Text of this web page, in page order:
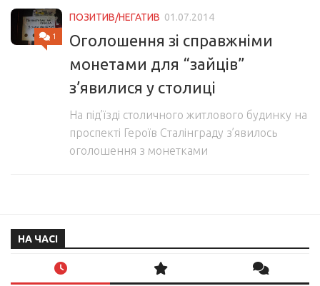
1
ПОЗИТИВ/НЕГАТИВ 01.07.2014
Оголошення зі справжніми
монетами для “зайців”
з’явилися у столиці
На під’їзді столичного житлового будинку на
проспекті Героїв Сталінграду з’явилось
оголошення з монетками
НА ЧАСІ